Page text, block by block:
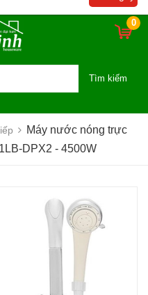
0
Tìm kiếm
Máy nước nóng trực
DPX2 - 4500W